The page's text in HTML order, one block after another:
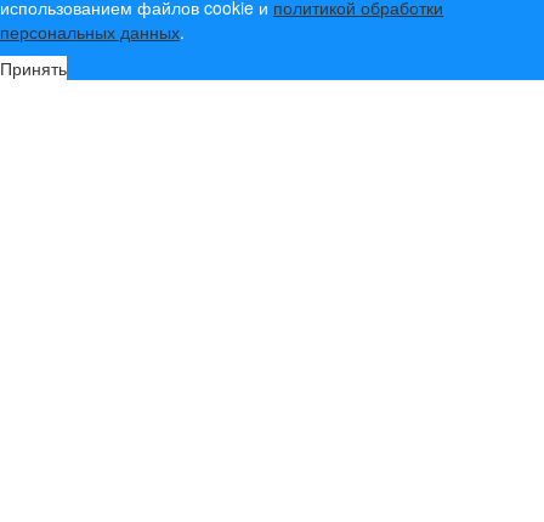
использованием файлов cookie и политикой обработки
персональных данных.
Принять